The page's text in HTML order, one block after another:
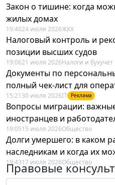
Закон о тишине: когда
жилых домах
19:4024 июля 2026ЖКХ
Налоговый контроль и
позиции высших судов
19:0621 июля 2026Налоги и бухучет
Документы по
полный чек-лист для
15:21 30 июля 2026IT Реклама
Вопросы миграции:
иностранцев и
19:0515 июля 2026Общество
Долги умершего: в каком
наследникам и когда их
19:4317 июля 2026Общество
Правовые